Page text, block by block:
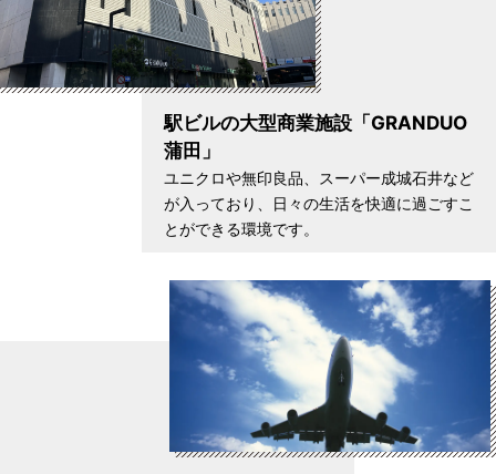
駅ビルの大型商業施設「GRANDUO
蒲田」
ユニクロや無印良品、スーパー成城石井など
が入っており、日々の生活を快適に過ごすこ
とができる環境です。